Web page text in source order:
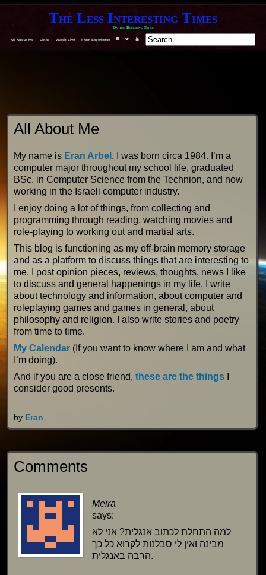
The Less Interesting Times
On the Bleeding Edge
All About Me Links Watch Live From Experience F T Y
All About Me
My name is Eran Arbel . I was born circa 1984. I’m a
computer major throughout my school life, graduated
BSc. in Computer Science from the Technion, and now
working in the Israeli computer industry.
I enjoy doing a lot of things, from collecting and
programming through reading, watching movies and
role-playing to working out and martial arts.
This blog is functioning as my off-brain memory storage
and as a platform to discuss things that are interesting to
me. I post opinion pieces, reviews, thoughts, news I like
to discuss and general happenings in my life. I write
about technology and information, about computer and
roleplaying games and games in general, about
philosophy and religion. I also write stories and poetry
from time to time.
My Calendar(If you want to know where I am and what
I’m doing).
And if you are a close friend, these are the thingsI
consider good presents.
by Eran
Comments
Meira
says:
למה התחלת לכתוב אנגלית? אני לא
מבינה ואין לי סבלנות לקרוא כל כך
הרבה באנגלית.